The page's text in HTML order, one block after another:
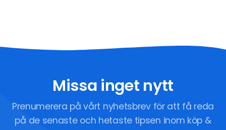
Missa inget nytt
Prenumerera på vårt nyhetsbrev för att få reda
på de senaste och hetaste tipsen inom köp &